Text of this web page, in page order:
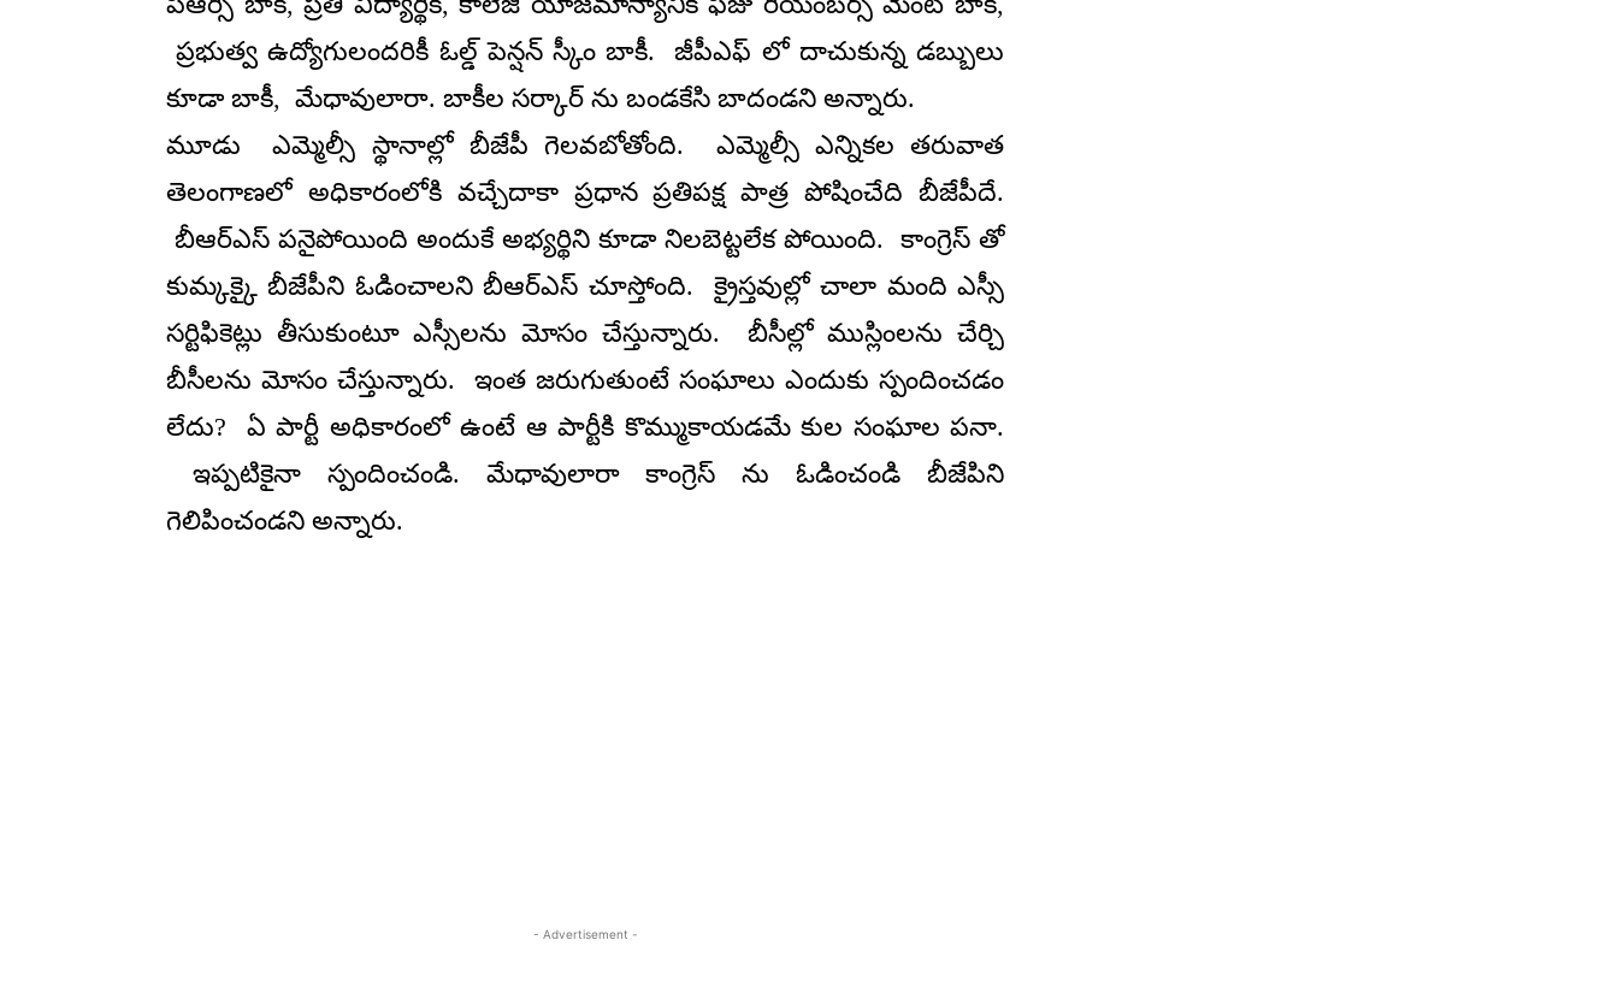
ప్రభుత్వ ఉద్యోగులందరికీ ఓల్డ్ పెన్షన్ స్కీం బాకీ. జీపీఎఫ్ లో దాచుకున్న డబ్బులు
కూడా బాకీ, మేధావులారా. బాకీల సర్కార్ ను బండకేసి బాదండని అన్నారు.
మూడు ఎమ్మెల్సీ స్థానాల్లో బీజేపీ గెలవబోతోంది. ఎమ్మెల్సీ ఎన్నికల తరువాత
తెలంగాణలో అధికారంలోకి వచ్చేదాకా ప్రధాన ప్రతిపక్ష పాత్ర పోషించేది బీజేపీదే.
బీఆర్ఎస్ పనైపోయింది అందుకే అభ్యర్థిని కూడా నిలబెట్టలేక పోయింది. కాంగ్రెస్ తో
కుమ్కక్కై బీజేపీని ఓడించాలని బీఆర్ఎస్ చూస్తోంది. క్రైస్తవుల్లో చాలా మంది ఎస్సీ
సర్టిఫికెట్లు తీసుకుంటూ ఎస్సీలను మోసం చేస్తున్నారు. బీసీల్లో ముస్లింలను చేర్చి
బీసీలను మోసం చేస్తున్నారు. ఇంత జరుగుతుంటే సంఘాలు ఎందుకు స్పందించడం
లేదు? ఏ పార్టీ అధికారంలో ఉంటే ఆ పార్టీకి కొమ్ముకాయడమే కుల సంఘాల పనా.
ఇప్పటికైనా స్పందించండి. మేధావులారా కాంగ్రెస్ ను ఓడించండి బీజేపిని
గెలిపించండని అన్నారు.
- Advertisement -